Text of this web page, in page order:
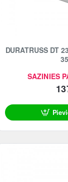
SAZINIES
DURATRUSS DT